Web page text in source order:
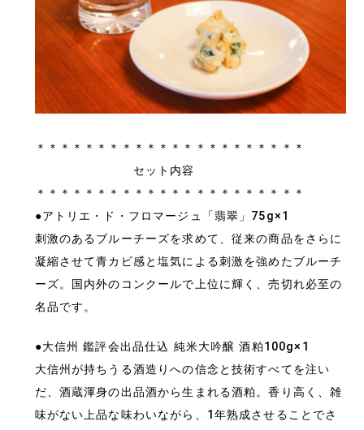
＊＊＊＊＊＊＊＊＊＊＊＊＊＊＊＊＊＊＊＊＊＊
セット内容
＊＊＊＊＊＊＊＊＊＊＊＊＊＊＊＊＊＊＊＊＊＊
●アトリエ・ド・フロマージュ「翡翠」75g×1
刺激のあるブルーチーズを求めて、従来の商品をさらに
凝縮させて青カビ感と塩気による刺激を強めたブルーチ
ーズ。国内外のコンクールで上位に輝く、売切れ必至の
名品です。
●大信州 鑑評会出品仕込 純米大吟醸 酒粕100g×1
大信州が持ちうる酒造りへの信念と技術すべてを注い
だ、酒蔵渾身の出品酒から生まれる酒粕。香り高く、雑
味がない上品な味わいながら、1年熟成させることでさ